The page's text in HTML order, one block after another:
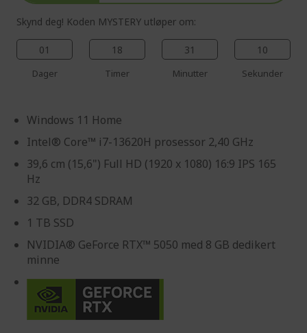
Skynd deg! Koden MYSTERY utløper om:
01
Dager
18
Timer
31
Minutter
09
Sekunder
Windows 11 Home
Intel® Core™ i7-13620H prosessor 2,40 GHz
39,6 cm (15,6") Full HD (1920 x 1080) 16:9 IPS 165
Hz
32 GB, DDR4 SDRAM
1 TB SSD
NVIDIA® GeForce RTX™ 5050 med 8 GB dedikert
minne